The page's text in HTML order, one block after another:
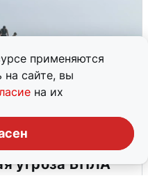
применяются
сайте, вы
на их
угроза БПЛА